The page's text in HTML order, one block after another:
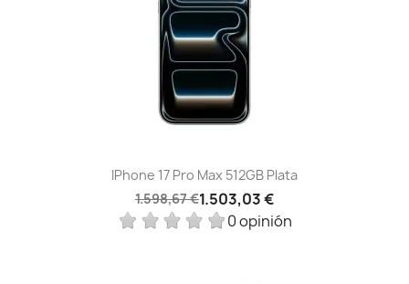
IPhone 17 Pro Max 512GB Plata
1.598,67 €1.503,03 €
0 opinión